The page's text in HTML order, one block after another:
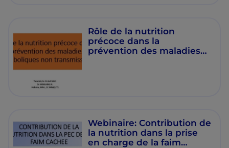
Rôle de la nutrition
précoce dans la
prévention des maladies
Webinaire: Contribution de
la nutrition dans la prise
en charge de la faim